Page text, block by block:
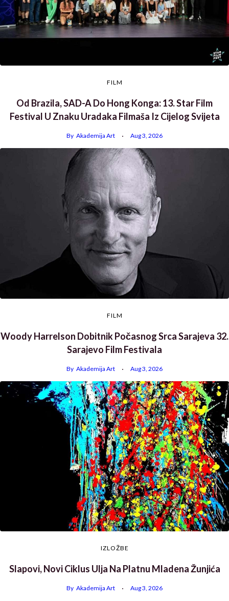
FILM
Od Brazila, SAD-A Do Hong Konga: 13. Star Film
Festival U Znaku Uradaka Filmaša Iz Cijelog Svijeta
By Akademija Art Aug 3, 2026
FILM
Woody Harrelson Dobitnik Počasnog Srca Sarajeva 32.
Sarajevo Film Festivala
By Akademija Art Aug 3, 2026
IZLOŽBE
Slapovi, Novi Ciklus Ulja Na Platnu Mladena Žunjića
By Akademija Art Aug 3, 2026